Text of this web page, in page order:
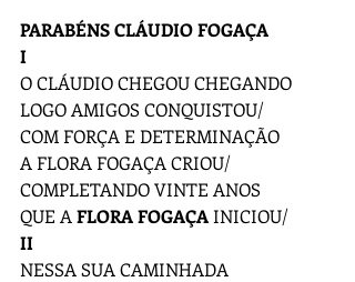
PARABÉNS CLÁUDIO FOGAÇA
I
O CLÁUDIO CHEGOU CHEGANDO
LOGO AMIGOS CONQUISTOU/
COM FORÇA E DETERMINAÇÃO
A FLORA FOGAÇA CRIOU/
COMPLETANDO VINTE ANOS
QUE A FLORA FOGAÇA INICIOU/
II
NESSA SUA CAMINHADA